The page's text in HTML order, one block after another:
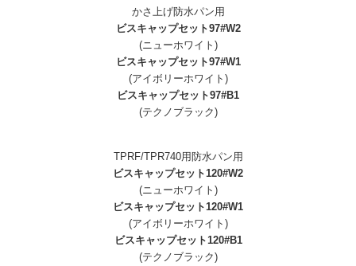
かさ上げ防水パン用
ビスキャップセット97#W2
(ニューホワイト)
ビスキャップセット97#W1
(アイボリーホワイト)
ビスキャップセット97#B1
(テクノブラック)
TPRF/TPR740用防水パン用
ビスキャップセット120#W2
(ニューホワイト)
ビスキャップセット120#W1
(アイボリーホワイト)
ビスキャップセット120#B1
(テクノブラック)